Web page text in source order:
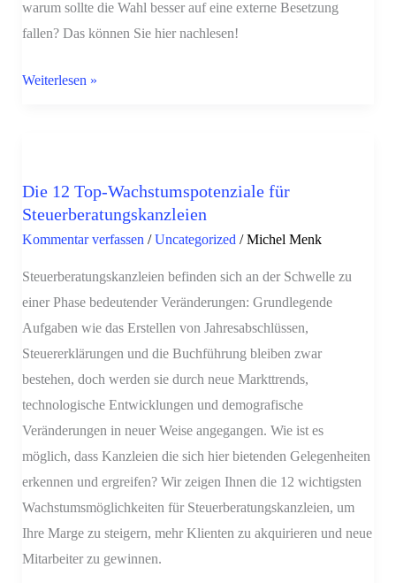
warum sollte die Wahl besser auf eine externe Besetzung
fallen? Das können Sie hier nachlesen!
Weiterlesen »
Die 12 Top-Wachstumspotenziale für
Steuerberatungskanzleien
Kommentar verfassen /Uncategorized /Michel Menk
Steuerberatungskanzleien befinden sich an der Schwelle zu
einer Phase bedeutender Veränderungen: Grundlegende
Aufgaben wie das Erstellen von Jahresabschlüssen,
Steuererklärungen und die Buchführung bleiben zwar
bestehen, doch werden sie durch neue Markttrends,
technologische Entwicklungen und demografische
Veränderungen in neuer Weise angegangen. Wie ist es
möglich, dass Kanzleien die sich hier bietenden Gelegenheiten
erkennen und ergreifen? Wir zeigen Ihnen die 12 wichtigsten
Wachstumsmöglichkeiten für Steuerberatungskanzleien, um
Ihre Marge zu steigern, mehr Klienten zu akquirieren und neue
Mitarbeiter zu gewinnen.
Top-
Wachstumspotenziale
für
Steuerberatungskanzleien